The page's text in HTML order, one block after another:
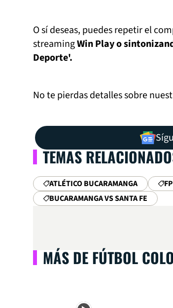
O sí deseas, puedes repetir el
streamingWin Play o
Deporte'.
No te pierdas detalles sobre
TEMAS
ATLÉTICO BUCARAMANGA
BUCARAMANGA VS SANTA FE
MÁS DE FÚTBOL